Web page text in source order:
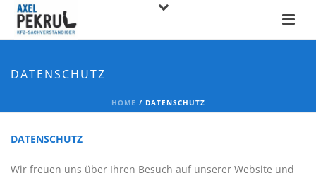
DATENSCHUTZ
HOME / DATENSCHUTZ
DATENSCHUTZ
Wir freuen uns über Ihren Besuch auf unserer Website und